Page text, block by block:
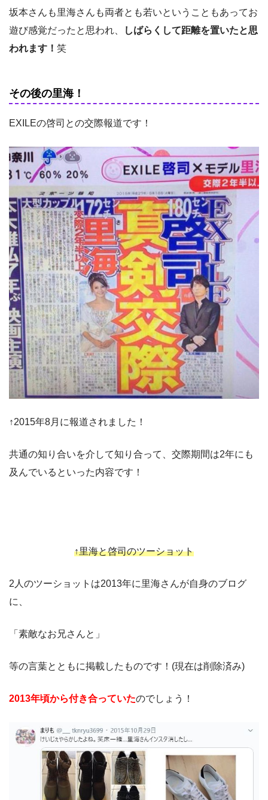
坂本さんも里海さんも両者とも若いということもあってお
遊び感覚だったと思われ、
しばらくして距離を置いたと思
われます！ 笑
その後の里海！
EXILEの啓司との交際報道です！
↑2015年8月に報道されました！
共通の知り合いを介して知り合って、交際期間は2年にも
及んでいるといった内容です！
↑里海と啓司のツーショット
2人のツーショットは2013年に里海さんが自身のブログ
に、
「素敵なお兄さんと」
等の言葉とともに掲載したものです！(現在は削除済み)
2013年頃から付き合っていたのでしょう！